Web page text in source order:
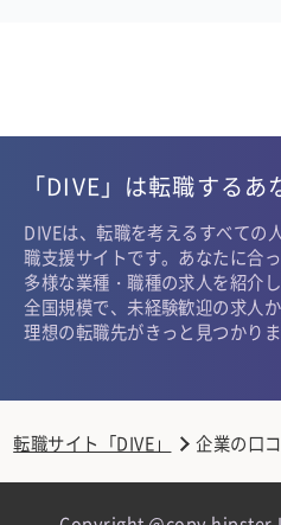
「DIVE」は転職する
DIVEは、転職を考えるすべての
職支援サイトです。あなたに合
多様な業種・職種の求人を紹介
全国規模で、未経験歓迎の求人
理想の転職先がきっと見つかりま
転職サイト「DIVE」 企業の口